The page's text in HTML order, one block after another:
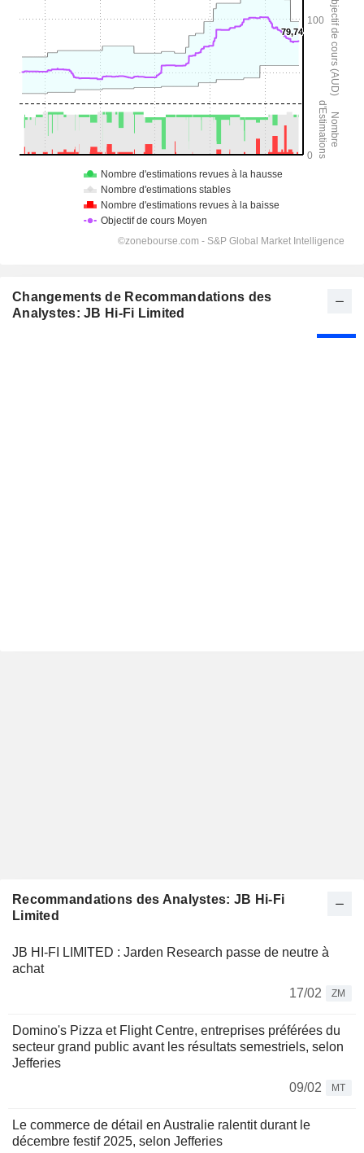
Changements de Recommandations des
Analystes: JB Hi-Fi Limited
Recommandations des Analystes: JB Hi-Fi
Limited
JB HI-FI LIMITED : Jarden Research passe de neutre à
achat
17/02
ZM
Domino's Pizza et Flight Centre, entreprises préférées du
secteur grand public avant les résultats semestriels, selon
Jefferies
09/02
MT
Le commerce de détail en Australie ralentit durant le
décembre festif 2025, selon Jefferies